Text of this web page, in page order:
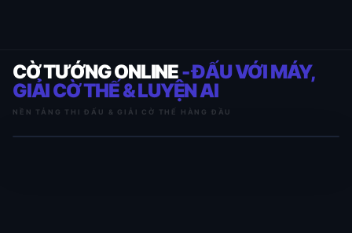
CỜ TƯỚNG ONLINE- ĐẤU VỚI MÁY,
GIẢI CỜ THẾ & LUYỆN AI
NỀN TẢNG THI ĐẤU & GIẢI CỜ THẾ HÀNG ĐẦU